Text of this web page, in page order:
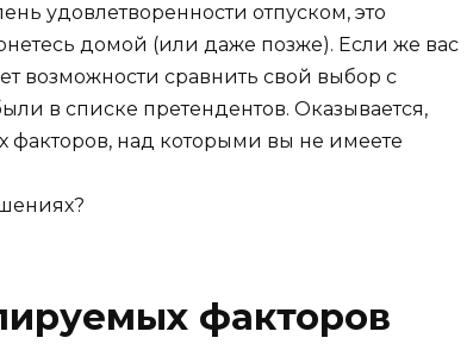
удовлетворенности отпуском, это
домой (или даже позже). Если же вас
возможности сравнить свой выбор с
в списке претендентов. Оказывается,
факторов, над которыми вы не имеете
факторов